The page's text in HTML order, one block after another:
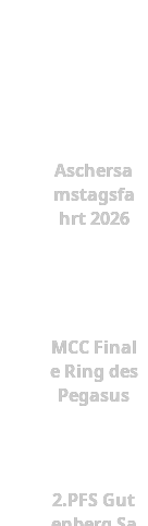
Aschersa
mstagsfa
hrt 2026
MCC Final
e Ring des
Pegasus
2.PFS Gut